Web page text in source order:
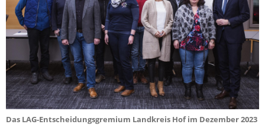
Das LAG-Entscheidungsgremium Landkreis Hof im Dezember 2023